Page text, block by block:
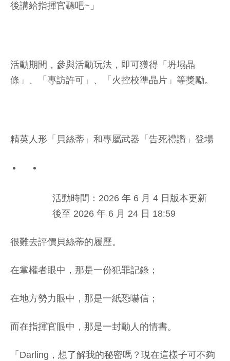
後講給指揮官聽吧~」
活動期間，參與活動玩法，即可獲得「坍塌晶
條」、「專訪許可」、「火控校準晶片」等獎勵。
精英人形「貝絲蒂」和專屬武器「告死禮讚」登場
活動時間：2026 年 6 月 4 日版本更新
後至 2026 年 6 月 24 日 18:59
很難去評價貝絲蒂的履歷。
在掌權者眼中，那是一份犯罪記錄；
在地方勢力眼中，那是一紙恐嚇信；
而在指揮官眼中，那是一封動人的情書。
「Darling，想了解我的秘密嗎？現在這樣子可不夠